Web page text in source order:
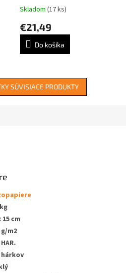
Skladom (17 ks)
€21,49
Do košíka
SÚVISIACE PRODUKTY
15 cm
g/m2
hárkov